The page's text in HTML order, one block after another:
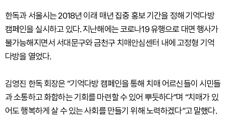
한독과 서울시는 2018년 이래 매년 집중 홍보 기간을 정해 기억다방
캠페인을 실시하고 있다. 지난해에는 코로나19 유행으로 대면 행사가
불가능해지면서 서대문구와 금천구 치매안심센터 내에 고정형 기억
다방을 열었다.
김영진 한독 회장은 “기억다방 캠페인을 통해 치매 어르신들이 시민들
과 소통하고 화합하는 기회를 마련할 수 있어 뿌듯하다”며 “치매가 있
어도 행복하게 살 수 있는 사회를 만들기 위해 노력하겠다”고 말했다.